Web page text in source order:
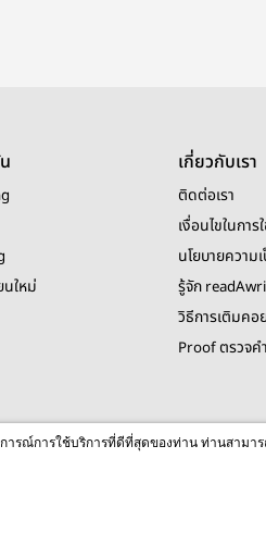
ใหม่
เกี่ยวกับเรา
ติดต่อเรา
เงื่อนไขในการ
นโยบายความ
รู้จัก
วิธีการเติมคอ
Proof ตรวจ
© 2026 readAwrite.com by MEB
This site is protected by reCAPTCHA and the Google
ารณ์การใช้บริการที่ดีที่สุดของท่าน ท่านสาม